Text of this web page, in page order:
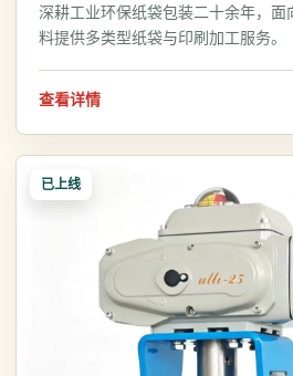
深耕工业环保纸袋包装二十余年，
料提供多类型纸袋与印刷加工服务。
查看详情
已上线